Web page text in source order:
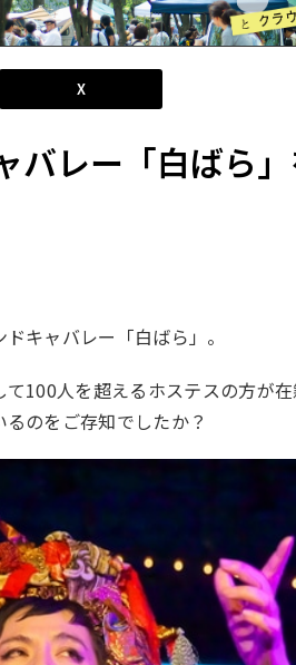
X
バレー「白ばら
キャバレー「白ばら」。
100人を超えるホステスの方が
のをご存知でしたか？